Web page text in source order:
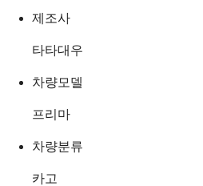
제조사
타타대우
차량모델
프리마
차량분류
카고